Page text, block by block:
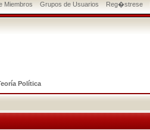
Miembros Grupos de Usuarios Reg�strese
Política